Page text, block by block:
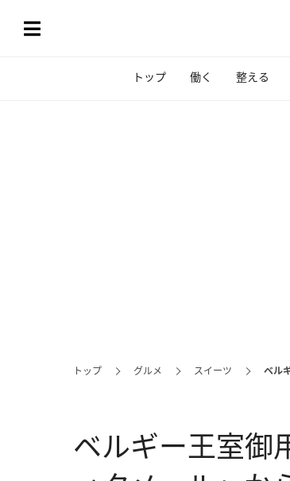
トップ 働く 整える
トップ グルメ スイーツ ベル
ベルギー王室御